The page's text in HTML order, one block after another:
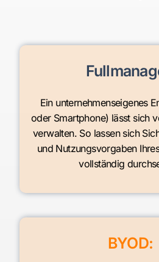
Ein unternehmenseigenes
oder Smartphone) lässt sich
verwalten. So lassen sich
und Nutzungsvorgaben
vollständig
BYOD: